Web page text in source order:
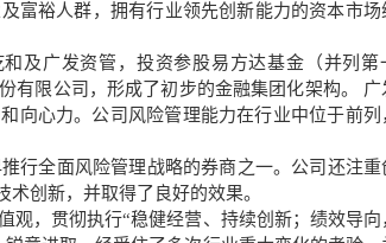
富裕人群，拥有行业领先创新能力的资本市场
及广发资管，投资参股易方达基金 （并列
有限公司，形成了初步的金融集团化架构。 广
向心力。公司风险管理能力在行业中位于前列
行全面风险管理战略的券商之一。公司还注重
创新，并取得了良好的效果。
观，贯彻执行“稳健经营、持续创新；绩效导向